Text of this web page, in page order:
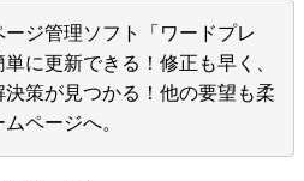
ジ管理ソフト「ワードプレ
に更新できる！修正も早く、
策が見つかる！他の要望も柔
ページへ。